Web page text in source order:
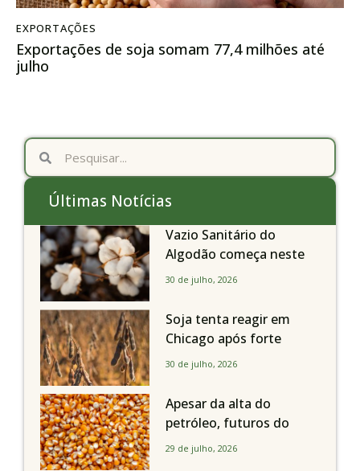
EXPORTAÇÕES
Exportações de soja somam 77,4 milhões até
julho
Últimas Notícias
Vazio Sanitário do
Algodão começa neste
sábado, dia 1º de agosto,
Paulo
30 de julho, 2026
Soja tenta reagir em
Chicago após forte
liquidação; portos
de R$ 150/sc
30 de julho, 2026
Apesar da alta do
petróleo, futuros do
milho recuam em
29 de julho, 2026